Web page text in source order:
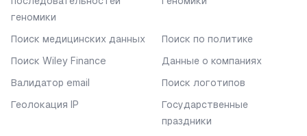
геномики
Поиск медицинских данных
Поиск по политике
Поиск Wiley Finance
Данные о компаниях
Валидатор email
Поиск логотипов
Геолокация IP
Государственные
праздники